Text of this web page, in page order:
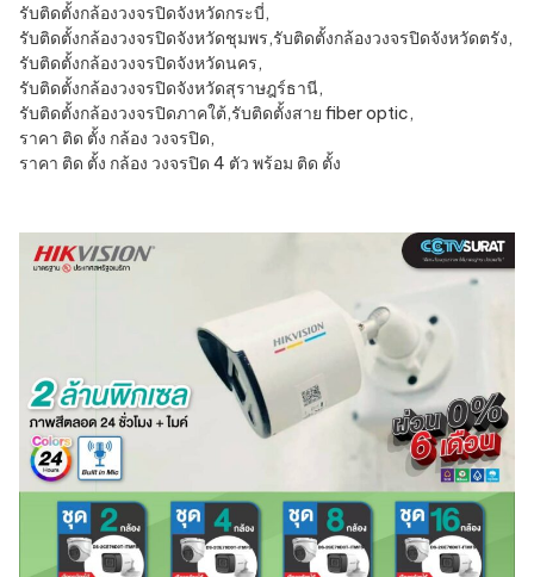
รับติดตั้งกล้องวงจรปิดจังหวัดกระบี่,
รับติดตั้งกล้องวงจรปิดจังหวัดชุมพร,รับติดตั้งกล้องวงจรปิดจังหวัดตรัง,
รับติดตั้งกล้องวงจรปิดจังหวัดนคร,
รับติดตั้งกล้องวงจรปิดจังหวัดสุราษฎร์ธานี,
รับติดตั้งกล้องวงจรปิดภาคใต้,รับติดตั้งสาย fiber optic,
ราคา ติด ตั้ง กล้อง วงจรปิด,
ราคา ติด ตั้ง กล้อง วงจรปิด 4 ตัว พร้อม ติด ตั้ง